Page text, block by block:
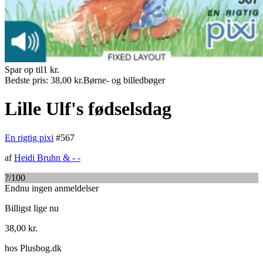
Spar op til1 kr.
Bedste pris: 38,00 kr.Børne- og billedbøger
Lille Ulf's fødselsdag
En rigtig pixi #567
afHeidi Bruhn & - -
?/100
Endnu ingen anmeldelser
Billigst lige nu
38,00 kr.
hos Plusbog.dk